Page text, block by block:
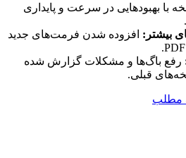
با بهبودهایی در سرعت و پایداری
بیشتر: افزوده شدن فرمت‌های جدید
رفع باگ‌ها و مشکلات گزارش شده
قبلی.
مطلب